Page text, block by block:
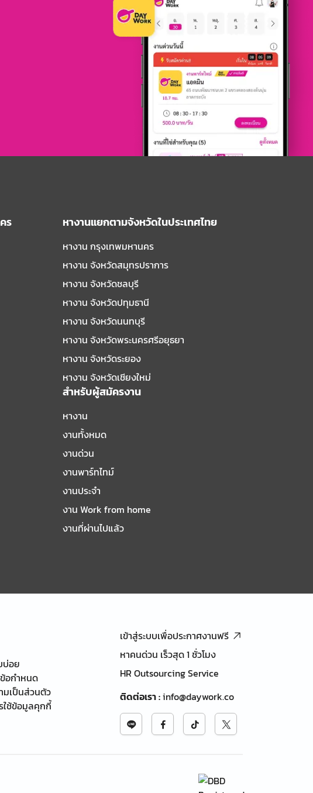
ร หางานแยกตามจังหวัดในประเทศไทย
หางาน กรุงเทพมหานคร
หางาน จังหวัดสมุทรปราการ
หางาน จังหวัดชลบุรี
หางาน จังหวัดปทุมธานี
หางาน จังหวัดนนทบุรี
หางาน จังหวัดพระนครศรีอยุธยา
หางาน จังหวัดระยอง
หางาน จังหวัดเชียงใหม่
สำหรับผู้สมัครงาน
หางาน
งานทั้งหมด
งานด่วน
งานพาร์ทไทม์
งานประจำ
งาน Work from home
งานที่ผ่านไปแล้ว
บ่อย
ข้อกำหนด
มเป็นส่วนตัว
ใช้ข้อมูลคุกกี้
เข้าสู่ระบบเพื่อประกาศงานฟรี
หาคนด่วน เร็วสุด 1 ชั่วโมง
HR Outsourcing Service
ติดต่อเรา:info@daywork.co